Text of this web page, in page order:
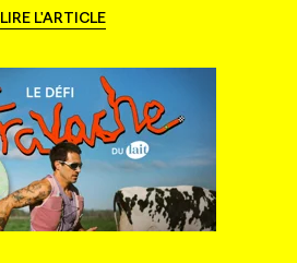
LIRE L'ARTICLE